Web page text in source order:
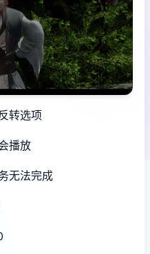
转选项
播放
无法完成